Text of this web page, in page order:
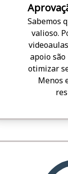
Sabemos
valioso.
apoio
otimizar
Menos